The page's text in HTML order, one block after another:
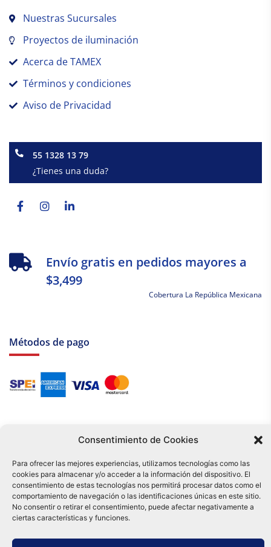
Consentimiento de Cookies
Para ofrecer las mejores experiencias, utilizamos tecnologías como las
cookies para almacenar y/o acceder a la información del dispositivo. El
consentimiento de estas tecnologías nos permitirá procesar datos como el
comportamiento de navegación o las identificaciones únicas en este sitio.
No consentir o retirar el consentimiento, puede afectar negativamente a
ciertas características y funciones.
Nuestras Sucursales
Proyectos de iluminación
Acerca de TAMEX
Términos y condiciones
Aviso de Privacidad
55 1328 13 79
¿Tienes una duda?
f
Envío gratis en pedidos mayores a
$3,499
Cobertura La República Mexicana
Métodos de pago
Tu compra es respaldada por nuestro certificado SSL y operada bajo las
mejores prácticas de seguridad.
Distribuidora Tamex - México
e-commerce